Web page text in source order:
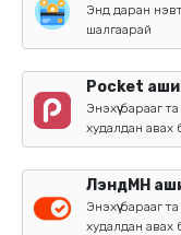
Энд даран
шалгаарай
Pocket
Энэхүү барааг
худалдан
ЛэндМН
Энэхүү барааг
худалдан